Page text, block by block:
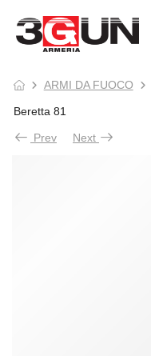
ARMI DA FUOCO
Beretta 81
Prev Next